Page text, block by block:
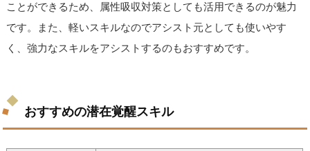
ことができるため、属性吸収対策としても活用できるのが魅力
です。また、軽いスキルなのでアシスト元としても使いやす
く、強力なスキルをアシストするのもおすすめです。
おすすめの潜在覚醒スキル